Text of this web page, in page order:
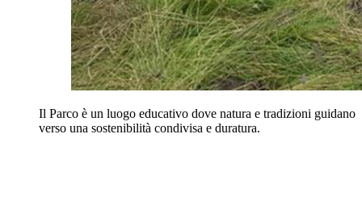
Il Parco è un luogo educativo dove natura e tradizioni guidano
verso una sostenibilità condivisa e duratura.